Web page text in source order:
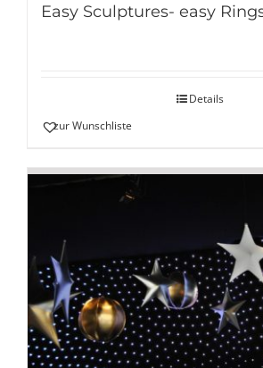
Easy Sculptures- easy
Details
zur Wunschliste